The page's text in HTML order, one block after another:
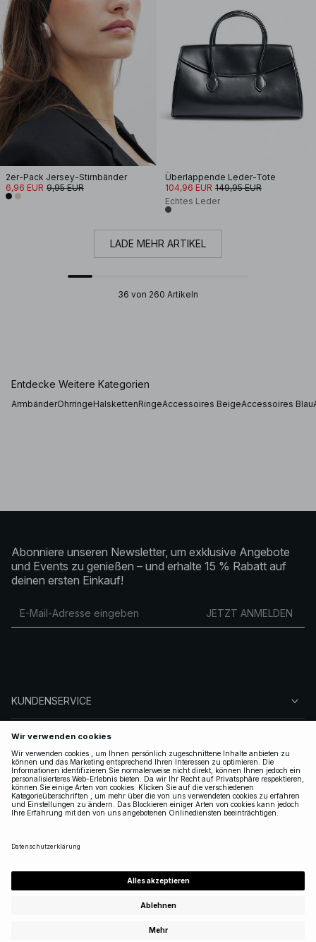
2er-Pack Jersey-Stirnbänder
6,96 EUR 9,95 EUR
Überlappende Leder-Tote
104,96 EUR 149,95 EUR
Echtes Leder
LADE MEHR ARTIKEL
36 von 260 Artikeln
Entdecke Weitere Kategorien
ArmbänderOhrringeHalskettenRingeAccessoires BeigeAccessoires Blau
Abonniere unseren Newsletter, um exklusive Angebote
und Events zu genießen – und erhalte 15 % Rabatt auf
deinen ersten Einkauf!
JETZT ANMELDEN
KUNDENSERVICE
ÜBER NA-KD
FOLGEN SIE UNS
LEGAL